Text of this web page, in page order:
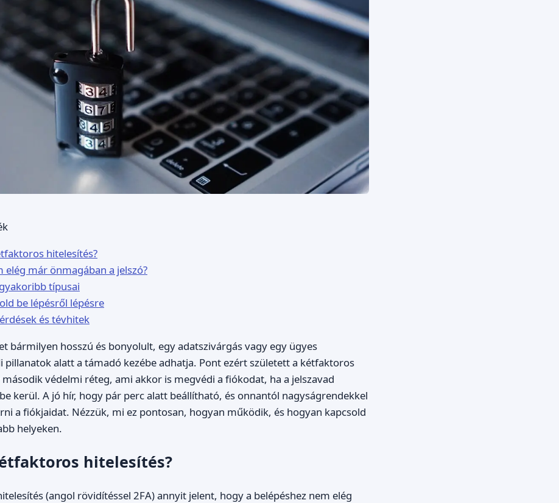
hitelesítés?
elég már önmagában a jelszó?
típusai
be lépésről lépésre
és tévhitek
bármilyen hosszú és bonyolult, egy adatszivárgás vagy egy ügyes
pillanatok alatt a támadó kezébe adhatja. Pont ezért született a kétfaktoros
védelmi réteg, ami akkor is megvédi a fiókodat, ha a jelszavad
kerül. A jó hír, hogy pár perc alatt beállítható, és onnantól nagyságrendekkel
a fiókjaidat. Nézzük, mi ez pontosan, hogyan működik, és hogyan kapcsold
helyeken.
hitelesítés?
(angol rövidítéssel 2FA) annyit jelent, hogy a belépéshez nem elég